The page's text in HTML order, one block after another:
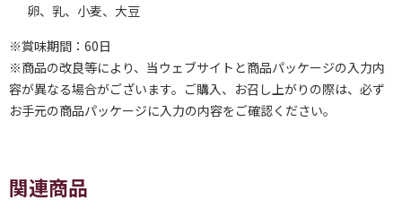
卵、乳、小麦、大豆
※賞味期間：60日
※商品の改良等により、当ウェブサイトと商品パッケージの入力内
容が異なる場合がございます。ご購入、お召し上がりの際は、必ず
お手元の商品パッケージに入力の内容をご確認ください。
関連商品